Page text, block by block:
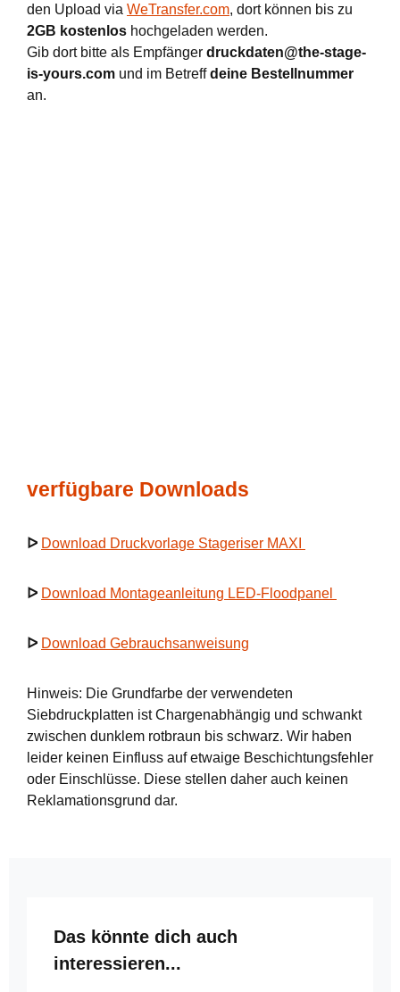
den Upload via WeTransfer.com, dort können bis zu
2GB kostenlos hochgeladen werden.
Gib dort bitte als Empfänger druckdaten@the-stage-
is-yours.com und im Betreffdeine Bestellnummer
an.
verfügbare Downloads
ᐅ Download Druckvorlage Stageriser MAXI
ᐅ Download Montageanleitung LED-Floodpanel
ᐅ Download Gebrauchsanweisung
Hinweis: Die Grundfarbe der verwendeten
Siebdruckplatten ist Chargenabhängig und schwankt
zwischen dunklem rotbraun bis schwarz. Wir haben
leider keinen Einfluss auf etwaige Beschichtungsfehler
oder Einschlüsse. Diese stellen daher auch keinen
Reklamationsgrund dar.
Produktgalerie überspringen
Das könnte dich auch
interessieren...